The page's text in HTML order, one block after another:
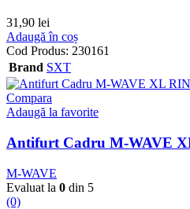
31,90 lei
Adaugă în coș
Cod Produs: 230161
Brand SXT
Compara
Adaugă la favorite
Antifurt Cadru M-WAVE
M-WAVE
Evaluat la 0 din 5
(0)